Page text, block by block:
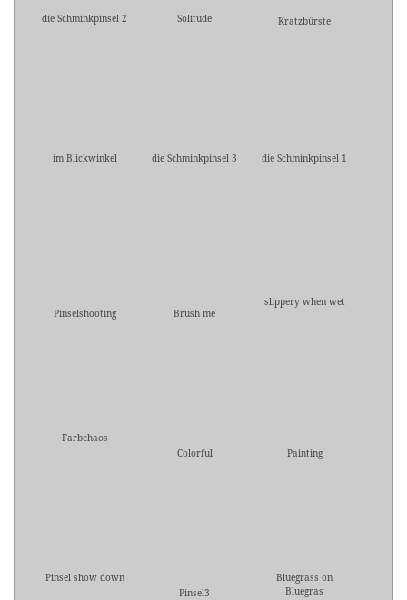
die Schminkpinsel 2 Solitude Kratzbürste
im Blickwinkel die Schminkpinsel 3 die Schminkpinsel 1
Pinselshooting Brush me
slippery when wet
Farbchaos
Colorful
Painting
Pinsel show down
Pinsel3
Bluegrass on
Bluegras